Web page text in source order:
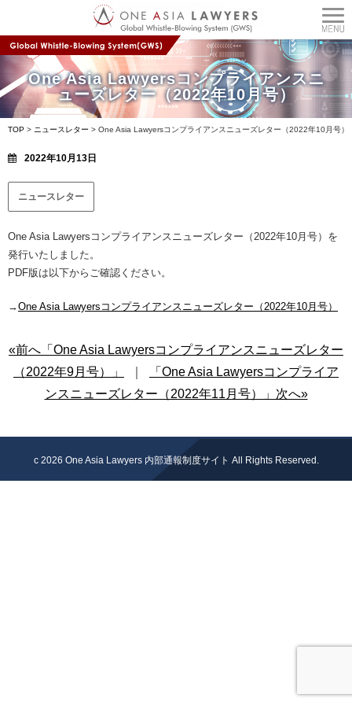
One Asia Lawyersコンプライアンスニ
ューズレター（2022年10月号）
TOP > ニュースレター > One Asia Lawyersコンプライアンスニューズレター（2022年10月号）
2022年10月13日
ニュースレター
One Asia Lawyersコンプライアンスニューズレター（2022年10月号）を
発行いたしました。
PDF版は以下からご確認ください。
→One Asia Lawyersコンプライアンスニューズレター（2022年10月号）
«前へ「One Asia Lawyersコンプライアンスニューズレター
（2022年9月号）」
「One Asia Lawyersコンプライア
ンスニューズレター（2022年11月号）」次へ»
c 2026 One Asia Lawyers 内部通報制度サイト All Rights Reserved.